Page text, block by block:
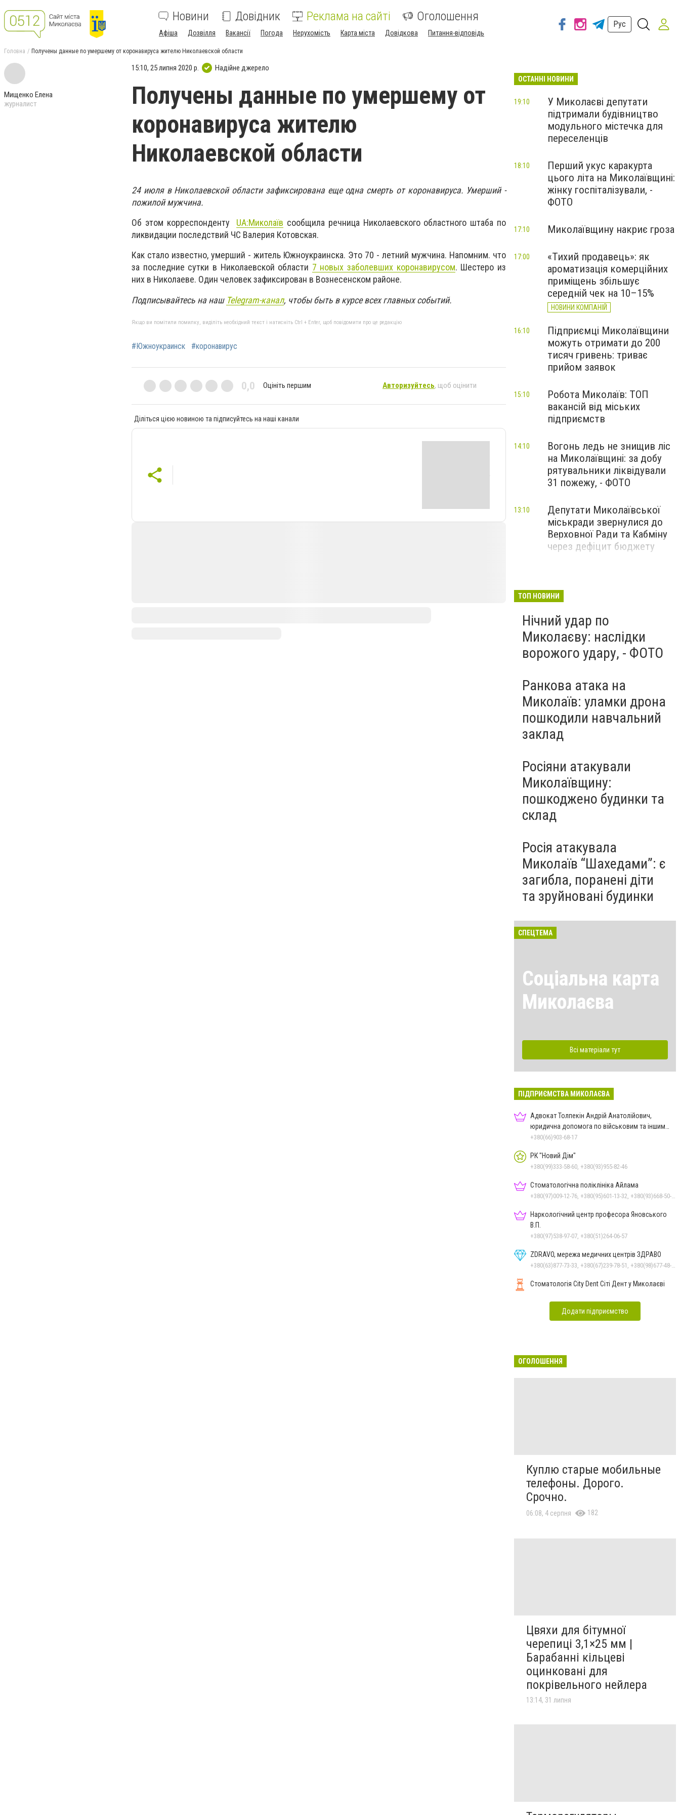
Новини Довідник Реклама на сайті Оголошення
Афіша Дозвілля Вакансії Погода Нерухомість Карта міста Довідкова Питання-відповідь
Рус
Головна Получены данные по умершему от коронавируса жителю Николаевской области
Мищенко Елена
журналист
15:10, 25 липня 2020 р. Надійне джерело
Получены данные по умершему от
коронавируса жителю
Николаевской области
24 июля в Николаевской области зафиксирована еще одна смерть от коронавируса. Умерший -
пожилой мужчина.
Об этом корреспонденту UA:Миколаїв сообщила речница Николаевского областного штаба по
ликвидации последствий ЧС Валерия Котовская.
Как стало известно, умерший - житель Южноукраинска. Это 70 - летний мужчина. Напомним. что
за последние сутки в Николаевской области 7 новых заболевших коронавирусом. Шестеро из
них в Николаеве. Один человек зафиксирован в Вознесенском районе.
Подписывайтесь на наш Telegram-канал, чтобы быть в курсе всех главных событий.
Якщо ви помітили помилку, виділіть необхідний текст і натисніть Ctrl + Enter, щоб повідомити про це редакцію
#Южноукраинск #коронавирус
0,0 Оцініть першим Авторизуйтесь, щоб оцінити
Діліться цією новиною та підписуйтесь на наші канали
ОСТАННІ НОВИНИ
У Миколаєві депутати
підтримали будівництво
модульного містечка для
переселенців
19:10
Перший укус каракурта
цього літа на Миколаївщині:
жінку госпіталізували, -
ФОТО
18:10
Миколаївщину накриє гроза
17:10
«Тихий продавець»: як
ароматизація комерційних
приміщень збільшує
середній чек на 10–15%
НОВИНИ КОМПАНІЙ
17:00
Підприємці Миколаївщини
можуть отримати до 200
тисяч гривень: триває
прийом заявок
16:10
Робота Миколаїв: ТОП
вакансій від міських
підприємств
15:10
Вогонь ледь не знищив ліс
на Миколаївщині: за добу
рятувальники ліквідували
31 пожежу, - ФОТО
14:10
Депутати Миколаївської
міськради звернулися до
Верховної Ради та Кабміну
через дефіцит бюджету
13:10
ТОП НОВИНИ
Нічний удар по
Миколаєву: наслідки
ворожого удару, - ФОТО
Ранкова атака на
Миколаїв: уламки дрона
пошкодили навчальний
заклад
Росіяни атакували
Миколаївщину:
пошкоджено будинки та
склад
Росія атакувала
Миколаїв “Шахедами”: є
загибла, поранені діти
та зруйновані будинки
СПЕЦТЕМА
Соціальна карта
Миколаєва
Всі матеріали тут
ПІДПРИЄМСТВА МИКОЛАЄВА
Адвокат Толпекін Андрій Анатолійович,
юридична допомога по військовим та іншим
справам
+380(66)903-68-17
РК "Новий Дім"
+380(99)333-58-60, +380(93)955-82-46
Стоматологічна поліклініка Айлама
Наркологічний центр професора Яновського
В.П.
+380(97)538-97-07, +380(51)264-06-57
ZDRAVO, мережа медичних центрів ЗДРАВО
Стоматологія City Dent Сіті Дент у Миколаєві
Додати підприємство
ОГОЛОШЕННЯ
Куплю старые мобильные
телефоны. Дорого.
Срочно.
06:08, 4 серпня 182
Цвяхи для бітумної
черепиці 3,1×25 мм |
Барабанні кільцеві
оцинковані для
покрівельного нейлера
13:14, 31 липня